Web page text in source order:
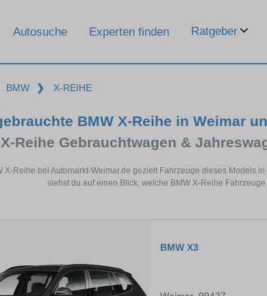
Autosuche Experten finden Ratgeber
BMW ❯ X-REIHE
BMW X-Reihe in Weimar
Reihe Gebrauchtwagen &
X-Reihe bei Automarkt-Weimar.de gezielt Fahrzeuge dieses Models
siehst du auf einen Blick, welche BMW X-Reihe
BMW X3